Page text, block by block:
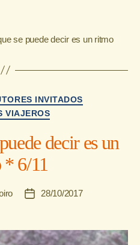
se puede decir es un ritmo
CategoríasINVITADOS
VIAJEROS
decir es un
6/11
Fecha
entrada
28/10/2017